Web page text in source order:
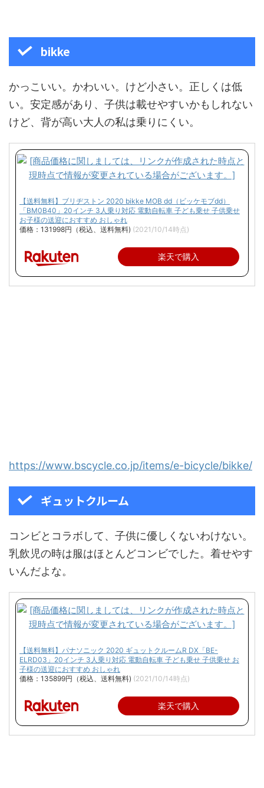
bikke
かっこいい。かわいい。けど小さい。正しくは低
い。安定感があり、子供は載せやすいかもしれない
けど、背が高い大人の私は乗りにくい。
【送料無料】ブリヂストン 2020 bikke MOB dd（ビッケモブdd）
「BM0B40」20インチ 3人乗り対応 電動自転車 子ども乗せ 子供乗せ
お子様の送迎におすすめ おしゃれ
価格：131998円（税込、送料無料) (2021/10/14時点)
楽天で購入
https://www.bscycle.co.jp/items/e-bicycle/bikke/
ギュットクルーム
コンビとコラボして、子供に優しくないわけない。
乳飲児の時は服はほとんどコンビでした。着せやす
いんだよな。
【送料無料】パナソニック 2020 ギュットクルームR DX「BE-
ELRD03」20インチ 3人乗り対応 電動自転車 子ども乗せ 子供乗せ お
子様の送迎におすすめ おしゃれ
価格：135899円（税込、送料無料) (2021/10/14時点)
楽天で購入